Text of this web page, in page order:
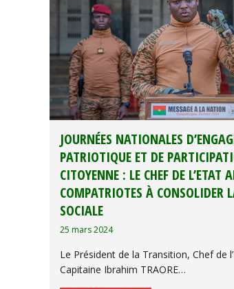
JOURNÉES NATIONALES
PATRIOTIQUE ET DE
CITOYENNE : LE CHEF DE L’ETAT
COMPATRIOTES À CONSOLIDER
SOCIALE
25 mars 2024
Le Président de la Transition, Chef de
Capitaine Ibrahim TRAORE…